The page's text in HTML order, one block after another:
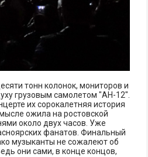
тонн колонок, мониторов и
грузовым самолетом "АН-12".
их сорокалетняя история
ожила на ростовской
около двух часов. Уже
фанатов. Финальный
музыканты не сожалеют об
они сами, в конце концов,